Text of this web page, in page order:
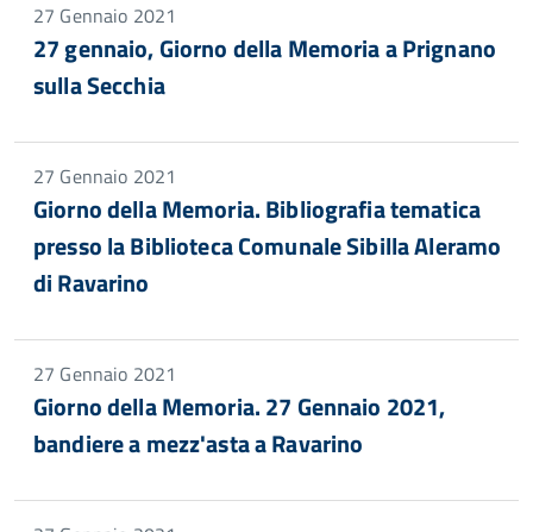
27 Gennaio 2021
27 gennaio, Giorno della Memoria a Prignano
sulla Secchia
27 Gennaio 2021
Giorno della Memoria. Bibliografia tematica
presso la Biblioteca Comunale Sibilla Aleramo
di Ravarino
27 Gennaio 2021
Giorno della Memoria. 27 Gennaio 2021,
bandiere a mezz'asta a Ravarino